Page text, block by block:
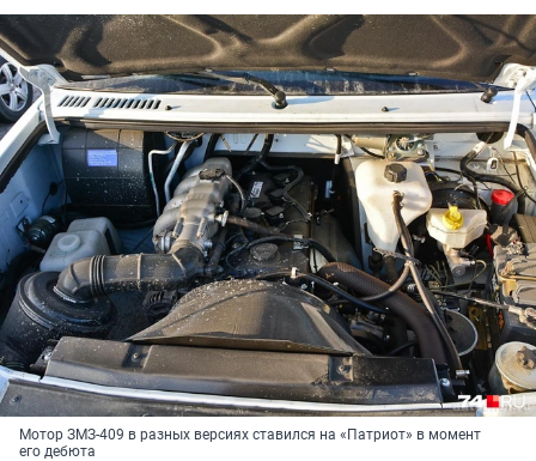
Мотор ЗМЗ-409 в разных версиях ставился на «Патриот» в момент
его дебюта